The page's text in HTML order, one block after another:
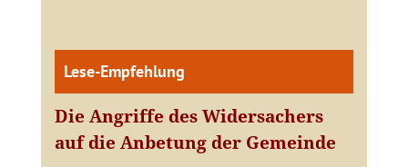
Lese-Empfehlung
Die Angriffe des Widersachers
auf die Anbetung der Gemeinde